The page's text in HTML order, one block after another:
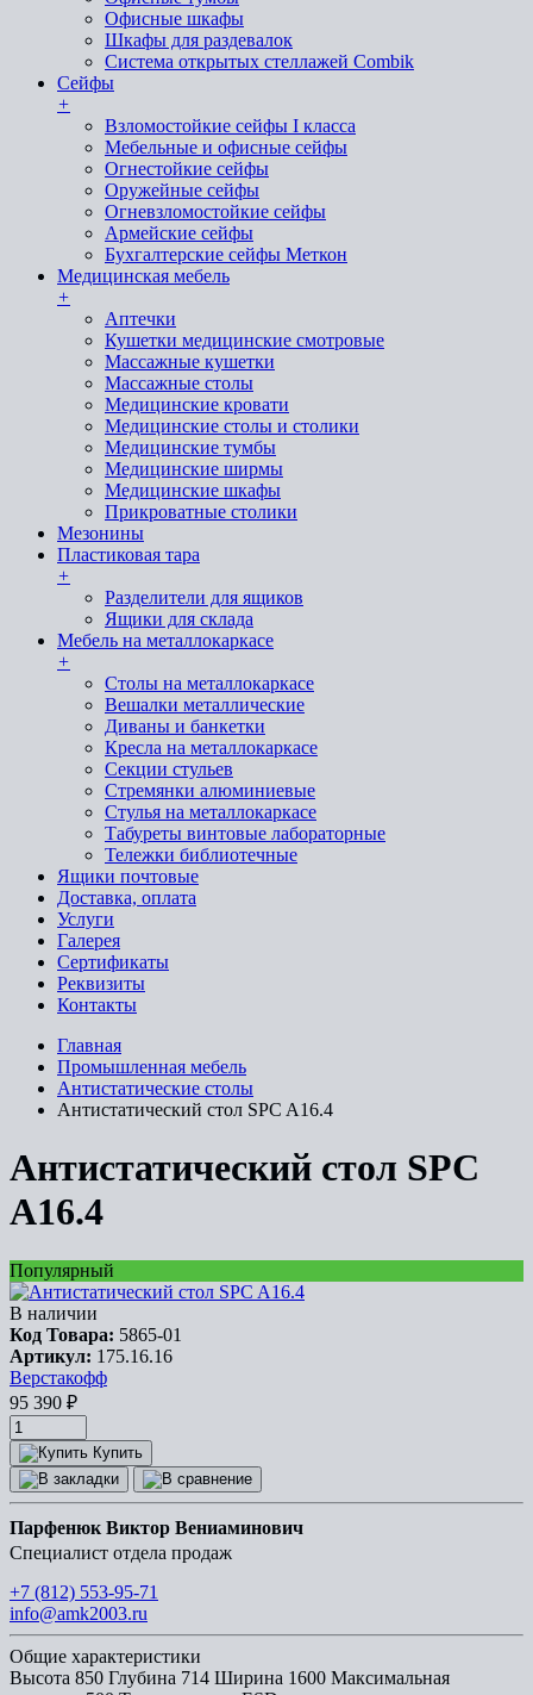
Офисные шкафы
Шкафы для раздевалок
Система открытых стеллажей Combik
Сейфы
+
Взломостойкие сейфы I класса
Мебельные и офисные сейфы
Огнестойкие сейфы
Оружейные сейфы
Огневзломостойкие сейфы
Армейские сейфы
Бухгалтерские сейфы Меткон
Медицинская мебель
+
Аптечки
Кушетки медицинские смотровые
Массажные кушетки
Массажные столы
Медицинские кровати
Медицинские столы и столики
Медицинские тумбы
Медицинские ширмы
Медицинские шкафы
Прикроватные столики
Мезонины
Пластиковая тара
+
Разделители для ящиков
Ящики для склада
Мебель на металлокаркасе
+
Cтолы на металлокаркасе
Вешалки металлические
Диваны и банкетки
Кресла на металлокаркасе
Секции стульев
Стремянки алюминиевые
Стулья на металлокаркасе
Табуреты винтовые лабораторные
Тележки библиотечные
Ящики почтовые
Доставка, оплата
Услуги
Галерея
Сертификаты
Реквизиты
Контакты
Главная
Промышленная мебель
Антистатические столы
Антистатический стол SPC A16.4
Антистатический стол SPC
A16.4
Популярный
В наличии
Код Товара: 5865-01
Артикул: 175.16.16
Верстакофф
95 390 ₽
Купить
Парфенюк Виктор Вениаминович
Специалист отдела продаж
+7 (812) 553-95-71
info@amk2003.ru
Общие характеристики
Высота 850 Глубина 714 Ширина 1600 Максимальная